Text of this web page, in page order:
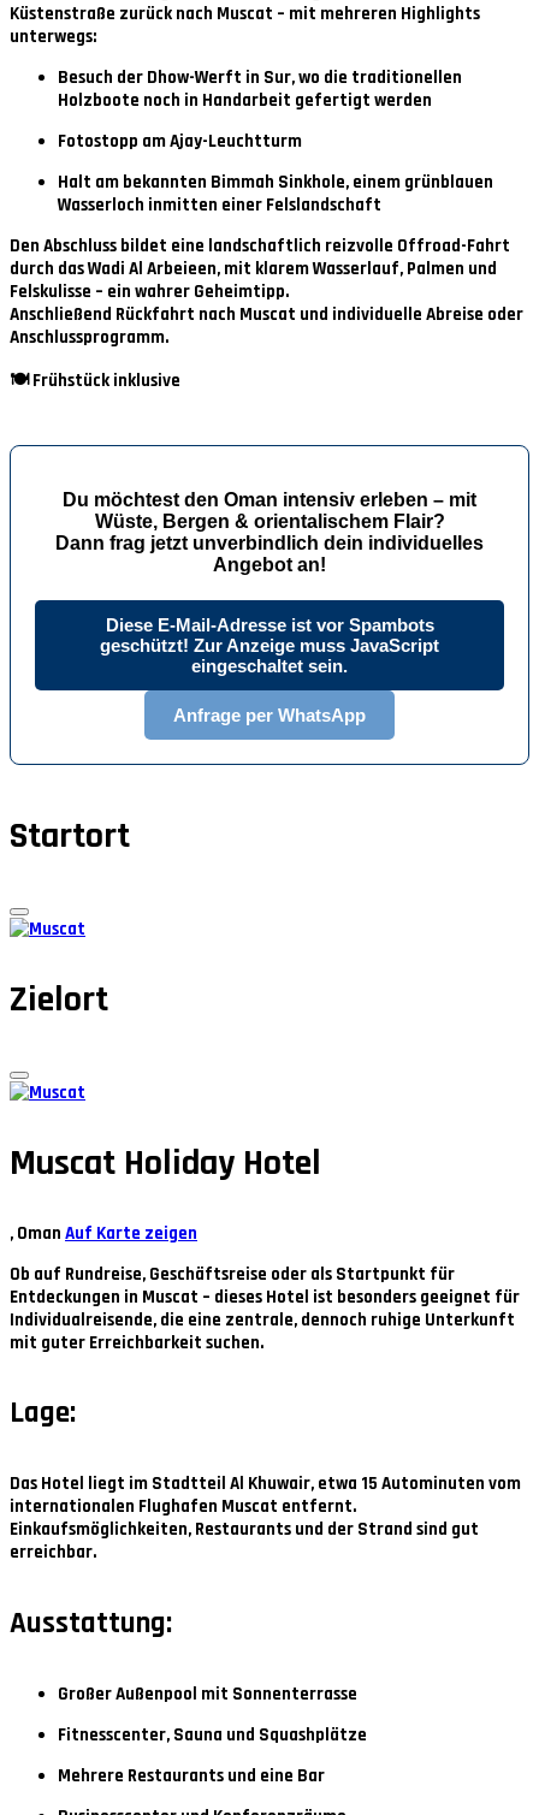
Küstenstraße zurück nach Muscat – mit mehreren Highlights
unterwegs:
Besuch der Dhow-Werft in Sur, wo die traditionellen
Holzboote noch in Handarbeit gefertigt werden
Fotostopp amAjay-Leuchtturm
Halt am bekannten Bimmah Sinkhole, einem grünblauen
Wasserloch inmitten einer Felslandschaft
Den Abschluss bildet eine landschaftlich reizvolle Offroad-Fahrt
durch das Wadi Al Arbeieen, mit klarem Wasserlauf, Palmen und
Felskulisse – ein wahrer Geheimtipp.
Anschließend Rückfahrt nach Muscat und individuelle Abreise oder
Anschlussprogramm.
🍽 Frühstück inklusive
Du möchtest den Oman intensiv erleben – mit
Wüste, Bergen & orientalischem Flair?
Dann frag jetzt unverbindlich dein individuelles
Angebot an!
Diese E-Mail-Adresse ist vor Spambots
geschützt! Zur Anzeige muss JavaScript
eingeschaltet sein.
Anfrage per WhatsApp
Startort
Zielort
Muscat Holiday Hotel
, Oman Auf Karte zeigen
Ob auf Rundreise, Geschäftsreise oder als Startpunkt für
Entdeckungen in Muscat – dieses Hotel ist besonders geeignet für
Individualreisende, die eine zentrale, dennoch ruhige Unterkunft
mit guter Erreichbarkeit suchen.
Lage:
Das Hotel liegt im Stadtteil Al Khuwair, etwa 15 Autominuten vom
internationalen Flughafen Muscat entfernt.
Einkaufsmöglichkeiten, Restaurants und der Strand sind gut
erreichbar.
Ausstattung:
Großer Außenpool mit Sonnenterrasse
Fitnesscenter, Sauna und Squashplätze
Mehrere Restaurants und eine Bar